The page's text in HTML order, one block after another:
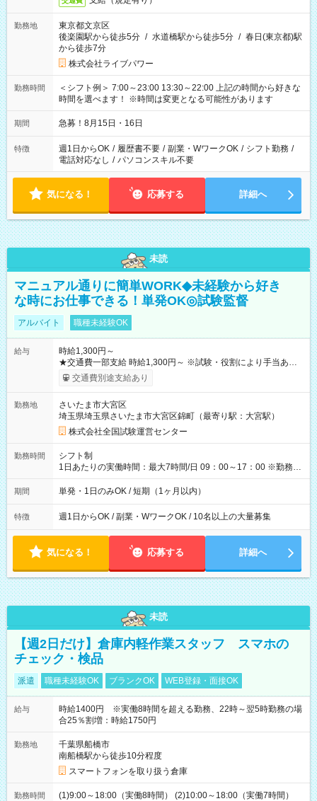
勤務地
東京都文京区
後楽園駅から徒歩5分 / 水道橋駅から徒歩5分 / 春日(東京都)駅
から徒歩7分
株式会社ライブパワー
勤務時間
＜シフト例＞ 7:00～23:00 13:30～22:00 上記の時間から好きな
時間を選べます！ ※時間は変更となる可能性があります
期間 急募！8月15日・16日
特徴 週1日からOK / 履歴書不要 / 副業・WワークOK / シフト勤務 /
電話対応なし / パソコンスキル不要
気になる！ 応募する 詳細へ
未読
マニュアル通りに簡単WORK◆未経験から好き
な時にお仕事できる！単発OK◎試験監督
アルバイト 職種未経験OK
給与
時給1,300円～
★交通費一部支給 時給1,300円～ ※試験・役割により手当あり
※勤務回数により昇給あり 【即給（前払い）オプションあ
り！】 希望される場合、勤務から1週間ほどで給与の一部を受け
例】 ・河合塾模擬試験 8:30～17:30（休憩1時間） 時給1,300円
×8時間＝日収10,400円＋交通費 ※当日の役割により時給＋100
円の場合あり ・国家試験 7:00～13:30（休憩なし） 時給1,300
円（役割手当＋100円）×6時間＝日収8,400円＋交通費 【試用期
間】試用期間なし
交通費別途支給あり
勤務地
さいたま市大宮区
埼玉県埼玉県さいたま市大宮区錦町（最寄り駅：大宮駅）
株式会社全国試験運営センター
勤務時間
シフト制
1日あたりの実働時間：最大7時間/日 09：00～17：00 ※勤務時
間は 試験により異なります。
期間 単発・1日のみOK / 短期（1ヶ月以内）
特徴 週1日からOK / 副業・WワークOK / 10名以上の大量募集
気になる！ 応募する 詳細へ
未読
【週2日だけ】倉庫内軽作業スタッフ スマホの
チェック・検品
派遣 職種未経験OK ブランクOK WEB登録・面接OK
給与
時給1400円 ※実働8時間を超える勤務、22時～翌5時勤務の場
合25％割増：時給1750円
勤務地
千葉県船橋市
南船橋駅から徒歩10分程度
スマートフォンを取り扱う倉庫
勤務時間
(1)9:00～18:00（実働8時間） (2)10:00～18:00（実働7時間）